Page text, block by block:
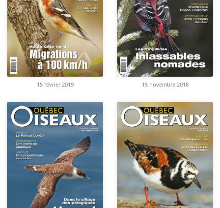
15 février 2019 15 novembre 2018